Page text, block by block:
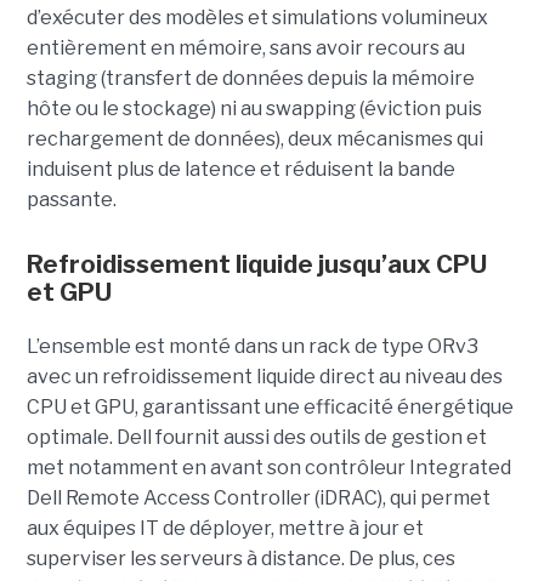
d’exécuter des modèles et simulations volumineux
entièrement en mémoire, sans avoir recours au
staging (transfert de données depuis la mémoire
hôte ou le stockage) ni au swapping (éviction puis
rechargement de données), deux mécanismes qui
induisent plus de latence et réduisent la bande
passante.
Refroidissement liquide jusqu’aux CPU
et GPU
L’ensemble est monté dans un rack de type ORv3
avec un refroidissement liquide direct au niveau des
CPU et GPU, garantissant une efficacité énergétique
optimale. Dell fournit aussi des outils de gestion et
met notamment en avant son contrôleur Integrated
Dell Remote Access Controller (iDRAC), qui permet
aux équipes IT de déployer, mettre à jour et
superviser les serveurs à distance. De plus, ces